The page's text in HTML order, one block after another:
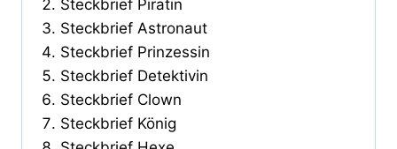
Steckbrief Piratin
Steckbrief Astronaut
Steckbrief Prinzessin
Steckbrief Detektivin
Steckbrief Clown
Steckbrief König